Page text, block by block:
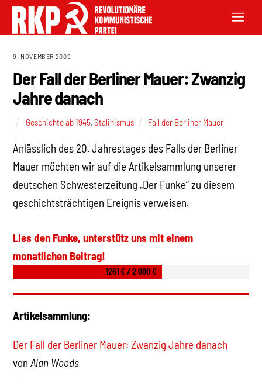
9. NOVEMBER 2009
Der Fall der Berliner Mauer: Zwanzig
Jahre danach
Geschichte ab 1945, Stalinismus Fall der Berliner Mauer
Anlässlich des 20. Jahrestages des Falls der Berliner
Mauer möchten wir auf die Artikelsammlung unserer
deutschen Schwesterzeitung „Der Funke“ zu diesem
geschichtsträchtigen Ereignis verweisen.
Lies den Funke, unterstütz uns mit einem
monatlichen Beitrag!
1261 € / 2.000 €
Artikelsammlung:
Der Fall der Berliner Mauer: Zwanzig Jahre danach
vonAlan Woods